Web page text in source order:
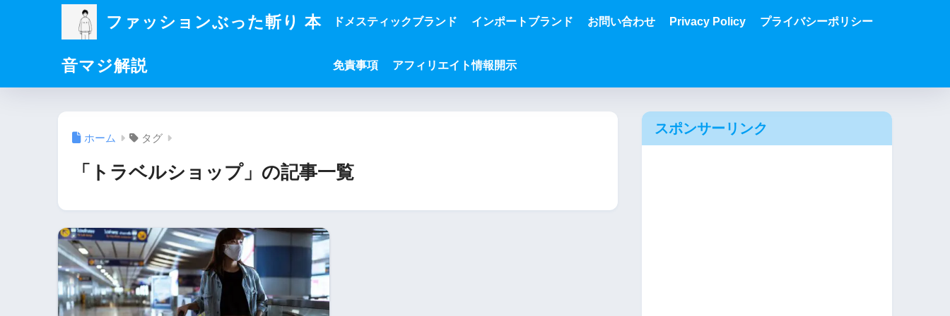
ファッションぶった斬り 本
音マジ解説
ドメスティックブランド インポートブランド お問い合わせ Privacy Policy プライバシーポリシー
免責事項 アフィリエイト情報開示
ホーム タグ
「トラベルショップ」の記事一覧
スポンサーリンク